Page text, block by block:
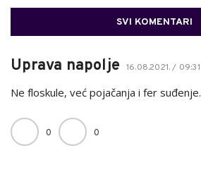
SVI KOMENTARI
Uprava napolje 16.08.2021. / 09:31
Ne floskule, već pojačanja i fer suđenje.
0 0